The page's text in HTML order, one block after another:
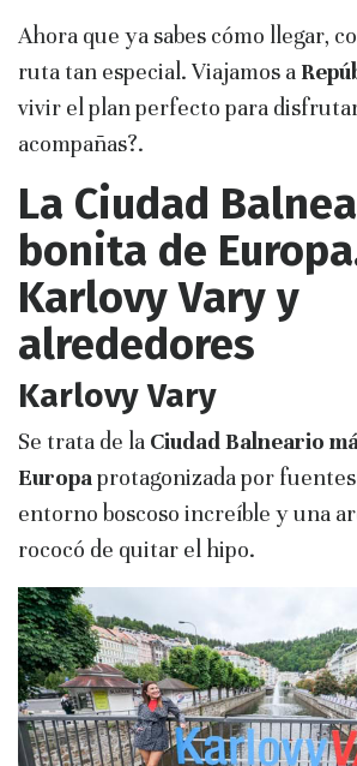
Ahora que ya sabes cómo llegar,
ruta tan especial. Viajamos a
vivir el plan perfecto para
acompañas?.
La Ciudad
bonita de
Karlovy Vary y
alrededores
Karlovy Vary
Se trata de la Ciudad Balneario
Europaprotagonizada por
entorno boscoso increíble y una
rococó de quitar el hipo.